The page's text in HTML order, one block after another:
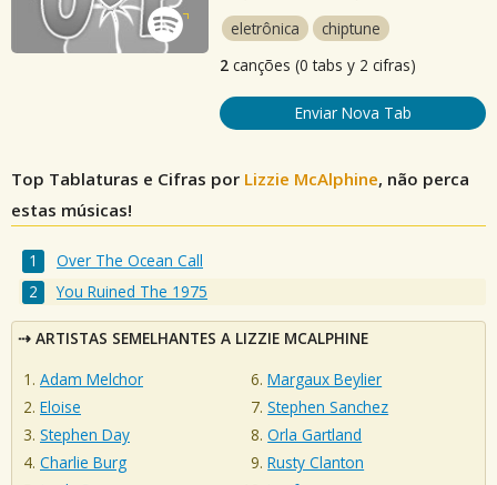
eletrônica
chiptune
2 canções (0 tabs y 2 cifras)
Enviar Nova Tab
Top Tablaturas e Cifras por Lizzie McAlphine, não perca
estas músicas!
Over The Ocean Call
You Ruined The 1975
ARTISTAS SEMELHANTES A LIZZIE MCALPHINE
Adam Melchor
Eloise
Stephen Day
Charlie Burg
Margaux Beylier
Stephen Sanchez
Orla Gartland
Rusty Clanton